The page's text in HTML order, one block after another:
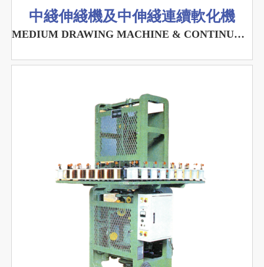
中綫伸綫機及中伸綫連續軟化機
MEDIUM DRAWING MACHINE & CONTINUOUS ANNEALER